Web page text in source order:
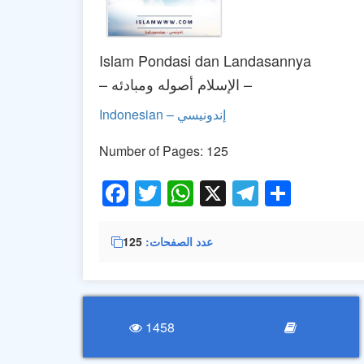
Islam Pondasi dan Landasannya
– الإسلام أصوله ومبادئه –
Indonesian – إندونيسي
Number of Pages: 125
Facebook
Twitter
WhatsApp
X
عدد الصفحات 125
1458